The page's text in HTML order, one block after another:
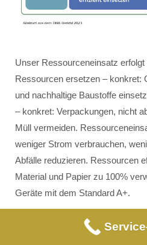
Unser Ressourceneinsatz erfolgt
Ressourcen ersetzen – konkret:
und nachhaltige Baustoffe
– konkret: Verpackungen, nicht
Müll vermeiden.
weniger Strom verbrauchen,
Abfälle reduzieren. Ressourcen
Material und Papier zu 100%
Geräte mit dem Standard A+.